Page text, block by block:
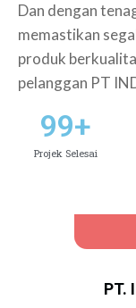
Dan dengan
memastikan
produk
pelanggan PT
99+
Projek Selesai
PT.